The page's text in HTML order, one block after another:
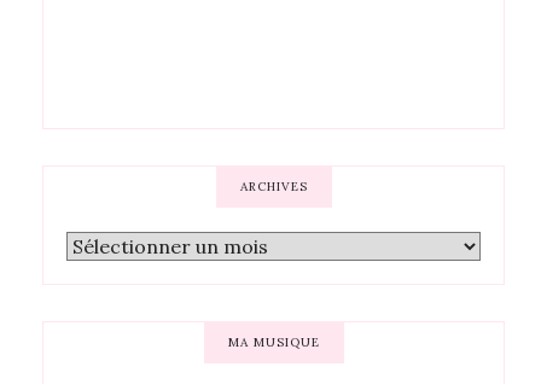
ARCHIVES
MA MUSIQUE